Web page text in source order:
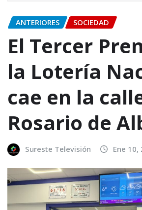
ANTERIORES SOCIEDAD
El Tercer
la Lotería
cae en la
Rosario de
Sureste Televisión Ene 10,